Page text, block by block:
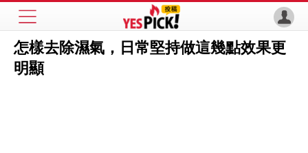
怎樣去除濕氣，日常堅持做這幾點效果更
明顯